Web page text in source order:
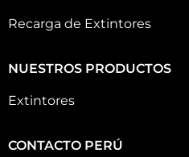
Recarga de Extintores
NUESTROS PRODUCTOS
Extintores
CONTACTO PERÚ